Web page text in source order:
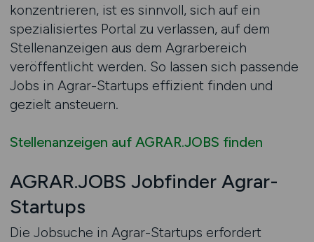
konzentrieren, ist es sinnvoll, sich auf ein
spezialisiertes Portal zu verlassen, auf dem
Stellenanzeigen aus dem Agrarbereich
veröffentlicht werden. So lassen sich passende
Jobs in Agrar-Startups effizient finden und
gezielt ansteuern.
Stellenanzeigen auf AGRAR.JOBS finden
AGRAR.JOBS Jobfinder Agrar-
Startups
Die Jobsuche in Agrar-Startups erfordert